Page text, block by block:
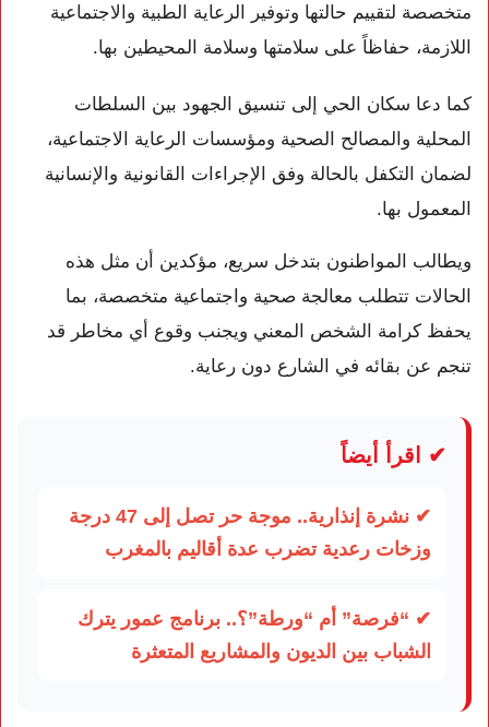
متخصصة لتقييم حالتها وتوفير الرعاية الطبية والاجتماعية
اللازمة، حفاظاً على سلامتها وسلامة المحيطين بها.
كما دعا سكان الحي إلى تنسيق الجهود بين السلطات
المحلية والمصالح الصحية ومؤسسات الرعاية الاجتماعية،
لضمان التكفل بالحالة وفق الإجراءات القانونية والإنسانية
المعمول بها.
ويطالب المواطنون بتدخل سريع، مؤكدين أن مثل هذه
الحالات تتطلب معالجة صحية واجتماعية متخصصة، بما
يحفظ كرامة الشخص المعني ويجنب وقوع أي مخاطر قد
تنجم عن بقائه في الشارع دون رعاية.
✔ اقرأ أيضاً
✔ نشرة إنذارية.. موجة حر تصل إلى 47 درجة
وزخات رعدية تضرب عدة أقاليم بالمغرب
✔ “فرصة” أم “ورطة”؟.. برنامج عمور يترك
الشباب بين الديون والمشاريع المتعثرة